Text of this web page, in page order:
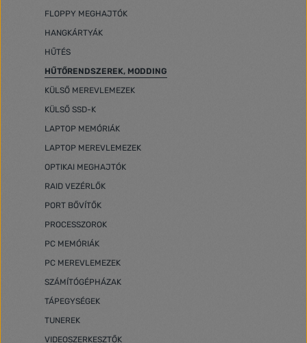
FLOPPY MEGHAJTÓK
HANGKÁRTYÁK
HŰTÉS
HŰTŐRENDSZEREK, MODDING
KÜLSŐ MEREVLEMEZEK
KÜLSŐ SSD-K
LAPTOP MEMÓRIÁK
LAPTOP MEREVLEMEZEK
OPTIKAI MEGHAJTÓK
RAID VEZÉRLŐK
PORT BŐVÍTŐK
PROCESSZOROK
PC MEMÓRIÁK
PC MEREVLEMEZEK
SZÁMÍTÓGÉPHÁZAK
TÁPEGYSÉGEK
TUNEREK
VIDEOSZERKESZTŐK